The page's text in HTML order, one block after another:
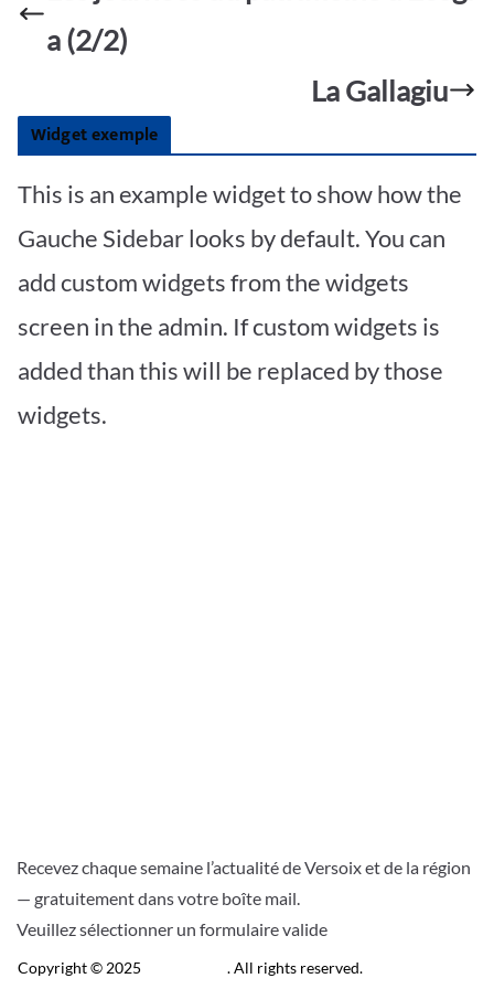
o
k
p
p
a (2/2)
La Gallagiu
Widget exemple
This is an example widget to show how the
Gauche Sidebar looks by default. You can
add custom widgets from the widgets
screen in the admin. If custom widgets is
added than this will be replaced by those
widgets.
Recevez chaque semaine l’actualité de Versoix et de la région
— gratuitement dans votre boîte mail.
Veuillez sélectionner un formulaire valide
Copyright © 2025
. All rights reserved.